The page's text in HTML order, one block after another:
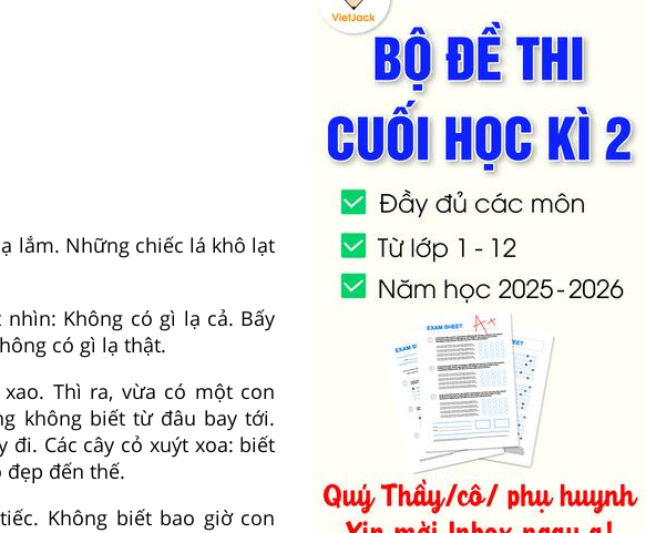
lắm. Những chiếc lá khô lạt
Không có gì lạ cả. Bấy
có gì lạ thật.
Thì ra, vừa có một con
không biết từ đâu bay tới.
Các cây cỏ xuýt xoa: biết
đẹp đến thế.
Không biết bao giờ con